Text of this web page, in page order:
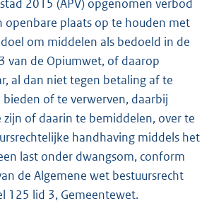
2015 (APV) opgenomen verbod
openbare plaats op te houden met
om middelen als bedoeld in de
van de Opiumwet, of daarop
al dan niet tegen betaling af te
bieden of te verwerven, daarbij
zijn of daarin te bemiddelen, over te
handhaving middels het
last onder dwangsom, conform
de Algemene wet bestuursrecht
125 lid 3, Gemeentewet.